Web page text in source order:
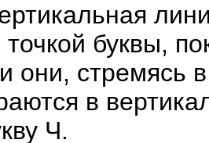
точкой буквы,
они, стремясь
в
Ч.